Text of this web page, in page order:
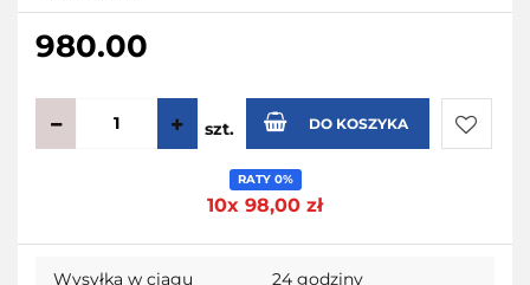
980.00
szt. DO KOSZYKA
RATY 0%
10x 98,00 zł
Wysyłka w ciągu 24 godziny